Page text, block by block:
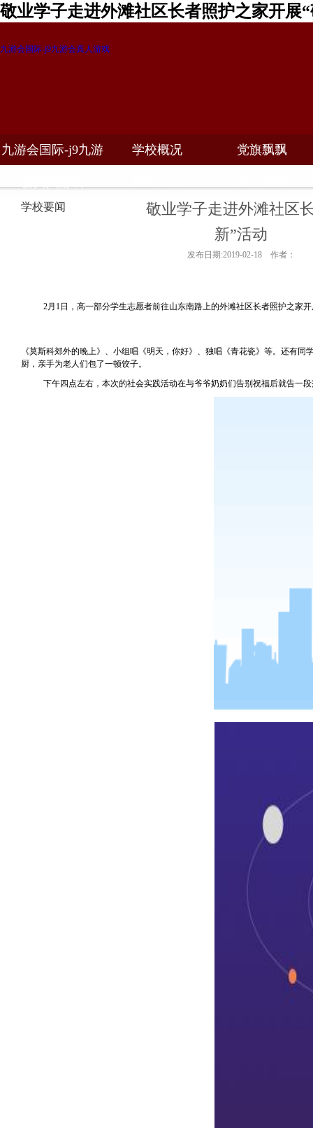
敬业学子走进外滩社区长者照护之家开展
九游会国际-j9九游会真人游戏
九游会国际-j9九游 学校概况 党旗飘飘
学校要闻
敬业学子走进外滩社区
新”活动
发布日期:2019-02-18 作者：
2月1日，高一部分学生志愿者前往山东南路上的外滩社区长者照护之家
《莫斯科郊外的晚上》、小组唱《明天，你好》、独唱《青花瓷》等。还有
厨，亲手为老人们包了一顿饺子。
下午四点左右，本次的社会实践活动在与爷爷奶奶们告别祝福后就告一